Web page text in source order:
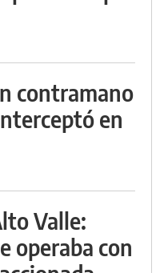
contramano
en
Valle:
operaba con